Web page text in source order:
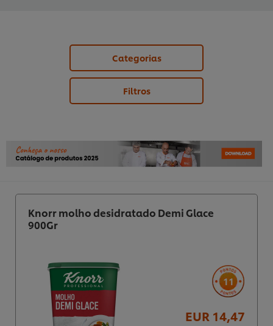
Categorias
Filtros
Knorr molho desidratado Demi Glace
900Gr
11
EUR 14,47